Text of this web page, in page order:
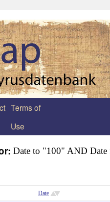
Terms of
Use
Date to "100" AND
Date